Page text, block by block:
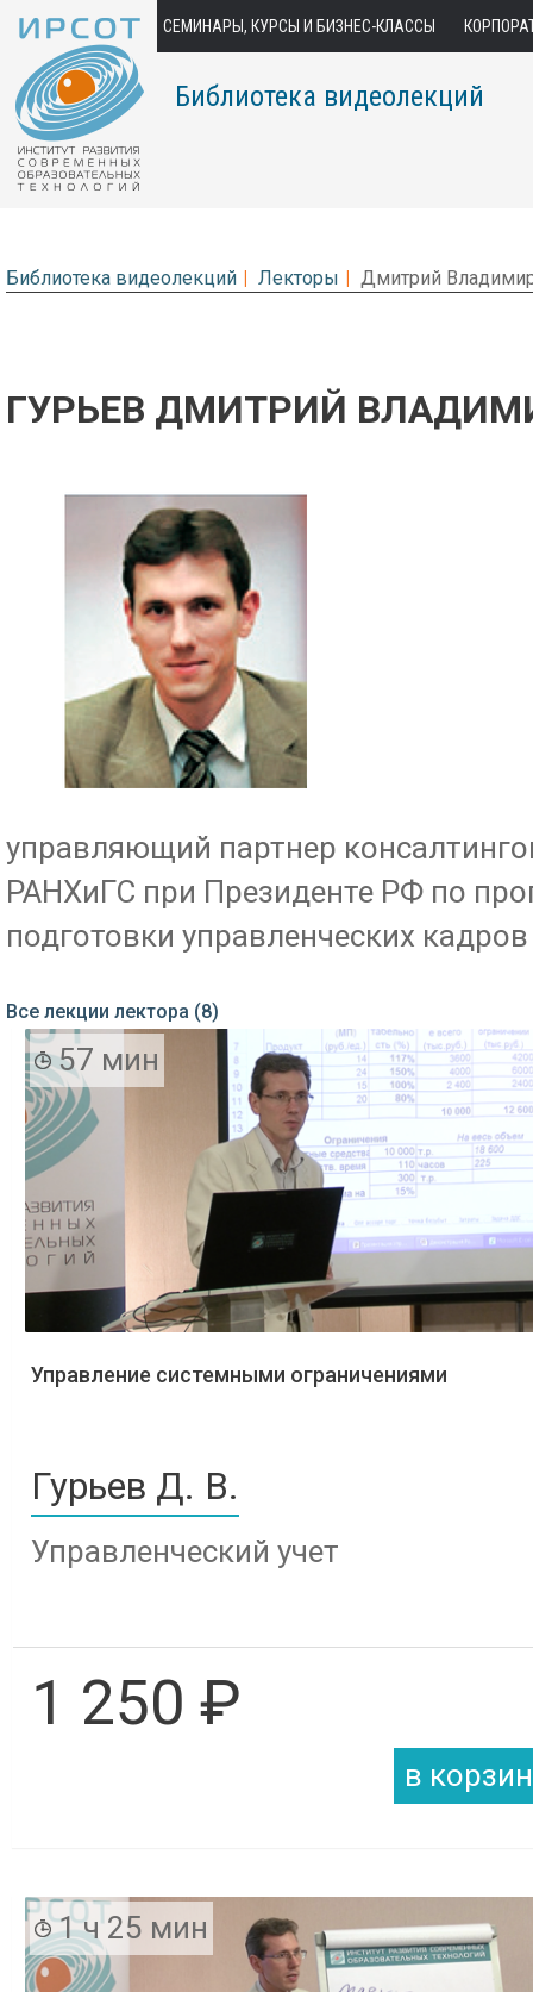
СЕМИНАРЫ, КУРСЫ И БИЗНЕС-КЛАССЫ
Библиотека видеолекций
Библиотека видеолекций Лекторы Дмитрий
ГУРЬЕВ ДМИТРИЙ
управляющий партнер
РАНХиГС при Президенте РФ по
подготовки управленческих кадров
Все лекции лектора (8)
57 мин
Управление системными ограничениями
Гурьев Д. В.
Управленческий учет
1 250 ₽
1 ч 25 мин